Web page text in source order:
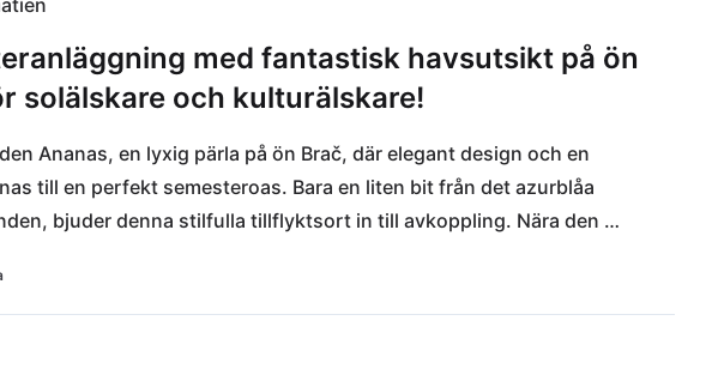
med fantastisk havsutsikt på ön
solälskare och kulturälskare!
Ananas, en lyxig pärla på ön Brač, där elegant design och en
till en perfekt semesteroas. Bara en liten bit från det azurblåa
bjuder denna stilfulla tillflyktsort in till avkoppling. Nära den
sina charmiga caféer och färjehamn, gör utflykter till Split enkla.
och hav kan ni dra er tillbaka till er lyxiga villas eleganta miljö eller
på den närliggande restaurangen Dora. Oavsett om ni söker
är Villa Golden Ananas nyckeln till en oförglömlig kroatisk